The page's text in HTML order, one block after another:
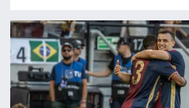
obrońca po meczu nie skrywał radości,
liczy się przede wszystkim wynik
Markiewicz.
08.08
23:01